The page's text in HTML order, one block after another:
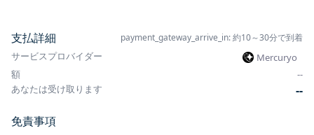
支払詳細 payment_gateway_arrive_in: 約10～30分で到着
サービスプロバイダー
Mercuryo
額
--
あなたは受け取ります
--
免責事項